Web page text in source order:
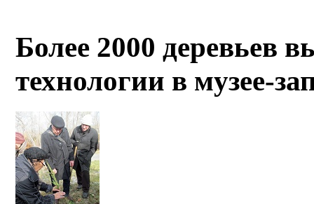
Более 2000 деревьев
технологии в музее-